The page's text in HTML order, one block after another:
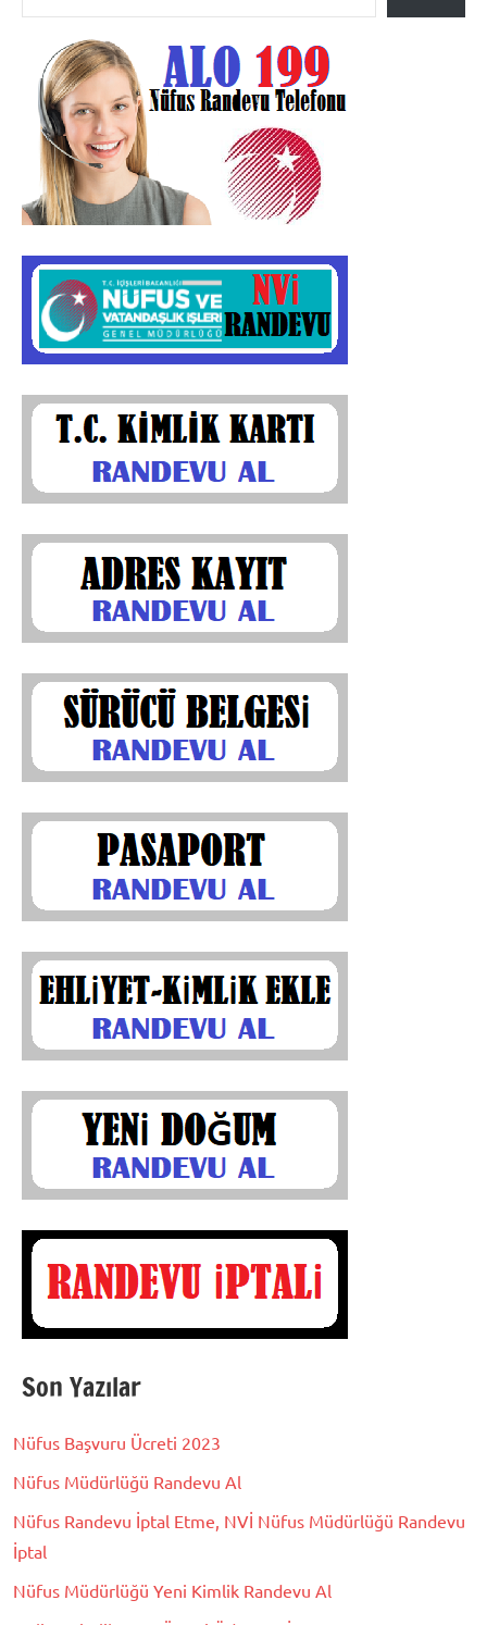
Son Yazılar
Nüfus Başvuru Ücreti 2023
Nüfus Müdürlüğü Randevu Al
Nüfus Randevu İptal Etme, NVİ Nüfus Müdürlüğü Randevu
İptal
Nüfus Müdürlüğü Yeni Kimlik Randevu Al